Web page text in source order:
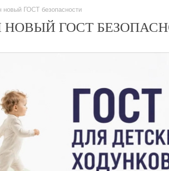
новый ГОСТ безопасности
ГОСТ